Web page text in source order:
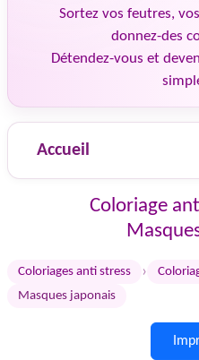
Sortez vos feutres,
donnez-des
Détendez-vous et
Accueil
Coloriage
Coloriages anti stress ›
Masques japonais